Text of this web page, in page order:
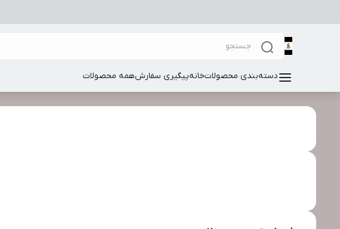
دسته‌بندی محصولاتخانهپیگیری سفارشهمه محصولات